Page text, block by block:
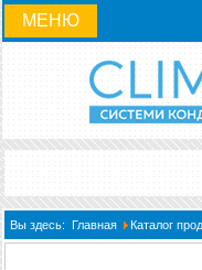
МЕНЮ
Вы здесь: Главная Каталог